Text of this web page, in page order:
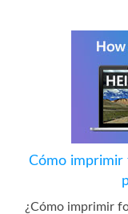
Cómo imprimir
¿Cómo imprimir